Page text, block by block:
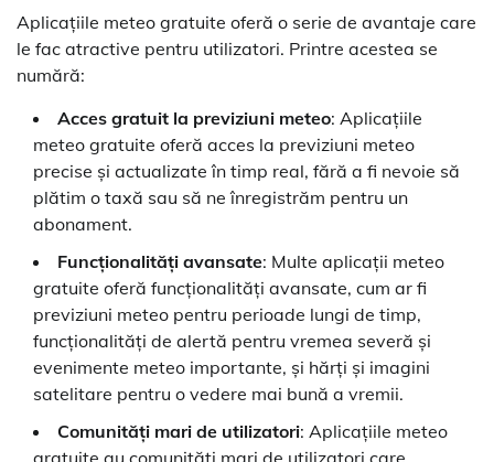
Aplicațiile meteo gratuite oferă o serie de avantaje care
le fac atractive pentru utilizatori. Printre acestea se
numără:
Acces gratuit la previziuni meteo: Aplicațiile
meteo gratuite oferă acces la previziuni meteo
precise și actualizate în timp real, fără a fi nevoie să
plătim o taxă sau să ne înregistrăm pentru un
abonament.
Funcționalități avansate: Multe aplicații meteo
gratuite oferă funcționalități avansate, cum ar fi
previziuni meteo pentru perioade lungi de timp,
funcționalități de alertă pentru vremea severă și
evenimente meteo importante, și hărți și imagini
satelitare pentru o vedere mai bună a vremii.
Comunități mari de utilizatori: Aplicațiile meteo